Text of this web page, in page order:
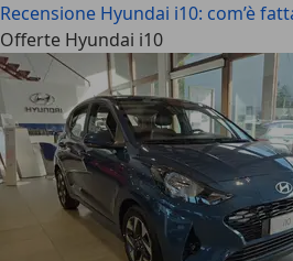
Recensione Hyundai i10: com’è
Offerte Hyundai i10